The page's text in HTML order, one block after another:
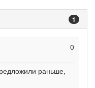
1
0
раньше,